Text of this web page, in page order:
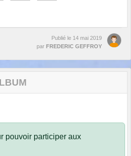
Publié le 14 mai 2019
par FREDERIC GEFFROY
pouvoir participer aux